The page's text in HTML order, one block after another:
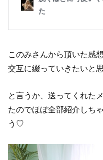
このみさんから頂いた感
交互に綴っていきたいと思
と言うか、送ってくれた
たのでほぼ全部紹介しち
う♡